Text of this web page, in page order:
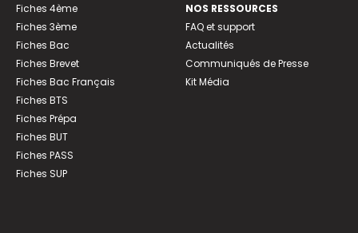
Fiches 4ème
Fiches 3ème
Fiches Bac
Fiches Brevet
Fiches Bac Français
Fiches BTS
Fiches Prépa
Fiches BUT
Fiches PASS
Fiches SUP
NOS RESSOURCES
FAQ et support
Actualités
Communiqués de Presse
Kit Média